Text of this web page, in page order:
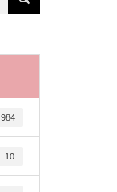
984
10